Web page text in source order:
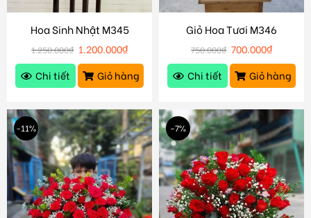
Hoa Sinh Nhật M345
1.250.000₫ 1.200.000₫
Chi tiết
Giỏ hàng
Giỏ Hoa Tươi M346
750.000₫ 700.000₫
Chi tiết
Giỏ hàng
-11% -7%